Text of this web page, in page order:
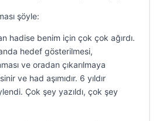
şöyle:
hadise benim için çok çok ağırdı.
hedef gösterilmesi,
ve oradan çıkarılmaya
ve had aşımıdır. 6 yıldır
Çok şey yazıldı, çok şey